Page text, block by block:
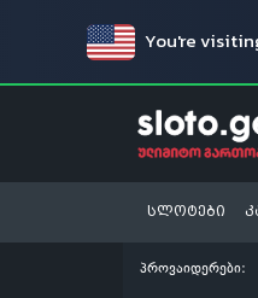
You're
სლოტები
პროვაიდერები: